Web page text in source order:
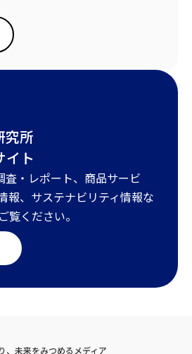
究所
イト
査・レポート、商品サービ
報、サステナビリティ情報な
覧ください。
、未来をみつめるメディア